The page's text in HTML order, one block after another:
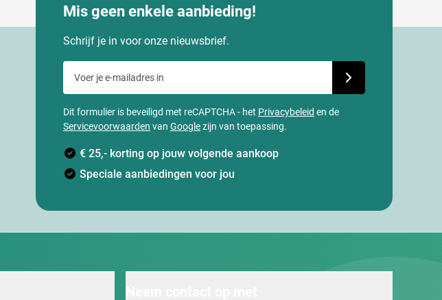
Mis geen enkele aanbieding!
Schrijf je in voor onze nieuwsbrief.
Dit formulier is beveiligd met reCAPTCHA - het Privacybeleid en de
Servicevoorwaarden van Googlezijn van toepassing.
€ 25,- korting op jouw volgende aankoop
Speciale aanbiedingen voor jou